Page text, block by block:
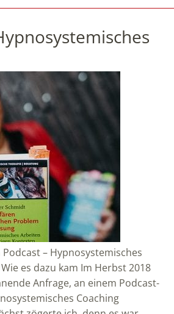
– Hypnosystemisches
es dazu kam Im Herbst 2018
Anfrage, an einem Podcast-
Coaching